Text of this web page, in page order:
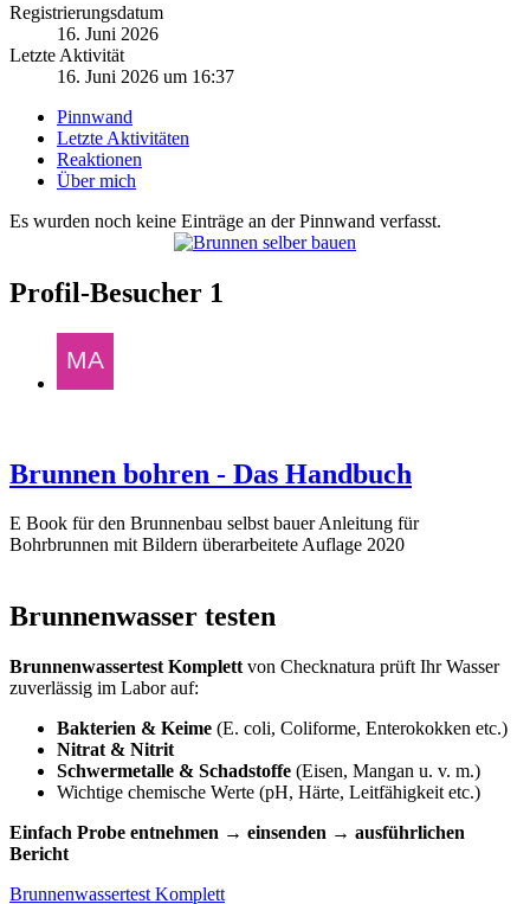
Registrierungsdatum
16. Juni 2026
Letzte Aktivität
16. Juni 2026 um 16:37
Pinnwand
Letzte Aktivitäten
Reaktionen
Über mich
Es wurden noch keine Einträge an der Pinnwand verfasst.
Profil-Besucher 1
Brunnen bohren - Das Handbuch
E Book für den Brunnenbau selbst bauer Anleitung für
Bohrbrunnen mit Bildern überarbeitete Auflage 2020
Brunnenwasser testen
Brunnenwassertest Komplett von Checknatura prüft Ihr Wasser
zuverlässig im Labor auf:
Bakterien & Keime (E. coli, Coliforme, Enterokokken etc.)
Nitrat & Nitrit
Schwermetalle & Schadstoffe (Eisen, Mangan u. v. m.)
Wichtige chemische Werte (pH, Härte, Leitfähigkeit etc.)
Einfach Probe entnehmen → einsenden → ausführlichen
Bericht
Brunnenwassertest Komplett